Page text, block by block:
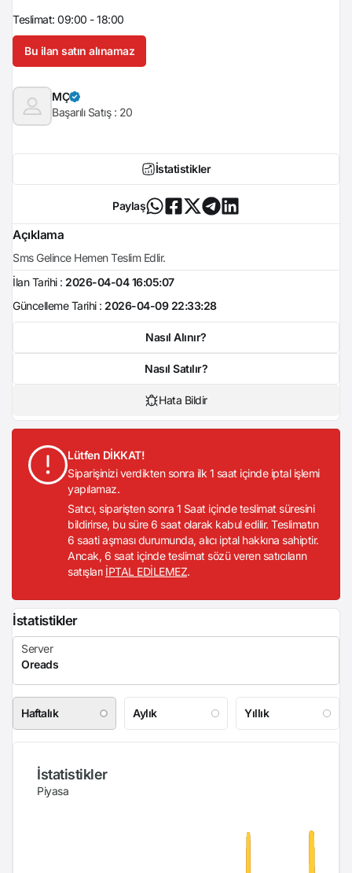
Teslimat: 09:00 - 18:00
Bu ilan satın alınamaz
MÇ
Başarılı Satış : 20
İstatistikler
Paylaş
Açıklama
Sms Gelince Hemen Teslim Edlir.
İlan Tarihi : 2026-04-04 16:05:07
Güncelleme Tarihi : 2026-04-09 22:33:28
Nasıl Alınır?
Nasıl Satılır?
Hata Bildir
Lütfen DİKKAT!
Siparişinizi verdikten sonra ilk 1 saat içinde iptal işlemi
yapılamaz.
Satıcı, siparişten sonra 1 Saat içinde teslimat süresini
bildirirse, bu süre 6 saat olarak kabul edilir. Teslimatın
6 saati aşması durumunda, alıcı iptal hakkına sahiptir.
Ancak, 6 saat içinde teslimat sözü veren satıcıların
satışları İPTAL EDİLEMEZ.
İstatistikler
Haftalık Aylık Yıllık
İstatistikler
Piyasa